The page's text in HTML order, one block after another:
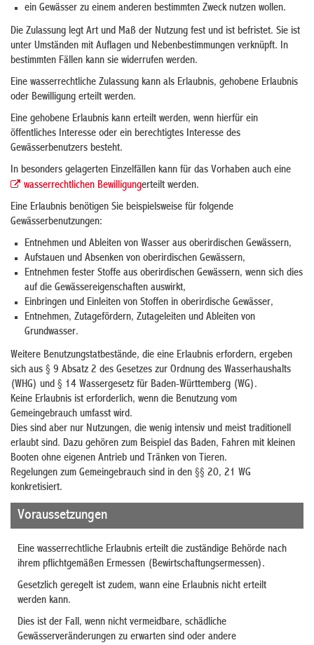
ein Gewässer zu einem anderen bestimmten Zweck nutzen wollen.
Die Zulassung legt Art und Maß der Nutzung fest und ist befristet. Sie ist
unter Umständen mit Auflagen und Nebenbestimmungen verknüpft. In
bestimmten Fällen kann sie widerrufen werden.
Eine wasserrechtliche Zulassung kann als Erlaubnis, gehobene Erlaubnis
oder Bewilligung erteilt werden.
Eine gehobene Erlaubnis kann erteilt werden, wenn hierfür ein
öffentliches Interesse oder ein berechtigtes Interesse des
Gewässerbenutzers besteht.
In besonders gelagerten Einzelfällen kann für das Vorhaben auch eine
wasserrechtlichen Bewilligungerteilt werden.
Eine Erlaubnis benötigen Sie beispielsweise für folgende
Gewässerbenutzungen:
Entnehmen und Ableiten von Wasser aus oberirdischen Gewässern,
Aufstauen und Absenken von oberirdischen Gewässern,
Entnehmen fester Stoffe aus oberirdischen Gewässern, wenn sich dies
auf die Gewässereigenschaften auswirkt,
Einbringen und Einleiten von Stoffen in oberirdische Gewässer,
Entnehmen, Zutagefördern, Zutageleiten und Ableiten von
Grundwasser.
Weitere Benutzungstatbestände, die eine Erlaubnis erfordern, ergeben
sich aus § 9 Absatz 2 des Gesetzes zur Ordnung des Wasserhaushalts
(WHG) und § 14 Wassergesetz für Baden-Württemberg (WG).
Keine Erlaubnis ist erforderlich, wenn die Benutzung vom
Gemeingebrauch umfasst wird.
Dies sind aber nur Nutzungen, die wenig intensiv und meist traditionell
erlaubt sind. Dazu gehören zum Beispiel das Baden, Fahren mit kleinen
Booten ohne eigenen Antrieb und Tränken von Tieren.
Regelungen zum Gemeingebrauch sind in den §§ 20, 21 WG
konkretisiert.
Voraussetzungen
Eine wasserrechtliche Erlaubnis erteilt die zuständige Behörde nach
ihrem pflichtgemäßen Ermessen (Bewirtschaftungsermessen).
Gesetzlich geregelt ist zudem, wann eine Erlaubnis nicht erteilt
werden kann.
Dies ist der Fall, wenn nicht vermeidbare, schädliche
Gewässerveränderungen zu erwarten sind oder andere